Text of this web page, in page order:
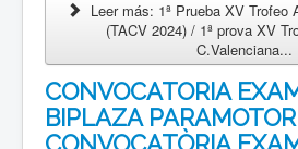
Leer más: 1ª Prueba XV Trofeo
(TACV 2024) / 1ª prova XV
C.Valenciana...
CONVOCATORIA
BIPLAZA